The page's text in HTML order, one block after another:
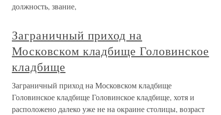
должность, звание,
Заграничный приход на
Московском кладбище Головинское
кладбище
Заграничный приход на Московском кладбище
Головинское кладбище Головинское кладбище, хотя и
расположено далеко уже не на окраине столицы, возраст